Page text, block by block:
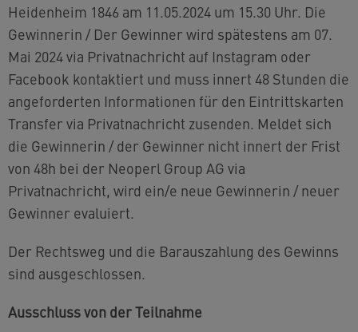
Heidenheim 1846 am 11.05.2024 um 15.30 Uhr. Die
Gewinnerin / Der Gewinner wird spätestens am 07.
Mai 2024 via Privatnachricht auf Instagram oder
Facebook kontaktiert und muss innert 48 Stunden die
angeforderten Informationen für den Eintrittskarten
Transfer via Privatnachricht zusenden. Meldet sich
die Gewinnerin / der Gewinner nicht innert der Frist
von 48h bei der Neoperl Group AG via
Privatnachricht, wird ein/e neue Gewinnerin / neuer
Gewinner evaluiert.
Der Rechtsweg und die Barauszahlung des Gewinns
sind ausgeschlossen.
Ausschluss von der Teilnahme